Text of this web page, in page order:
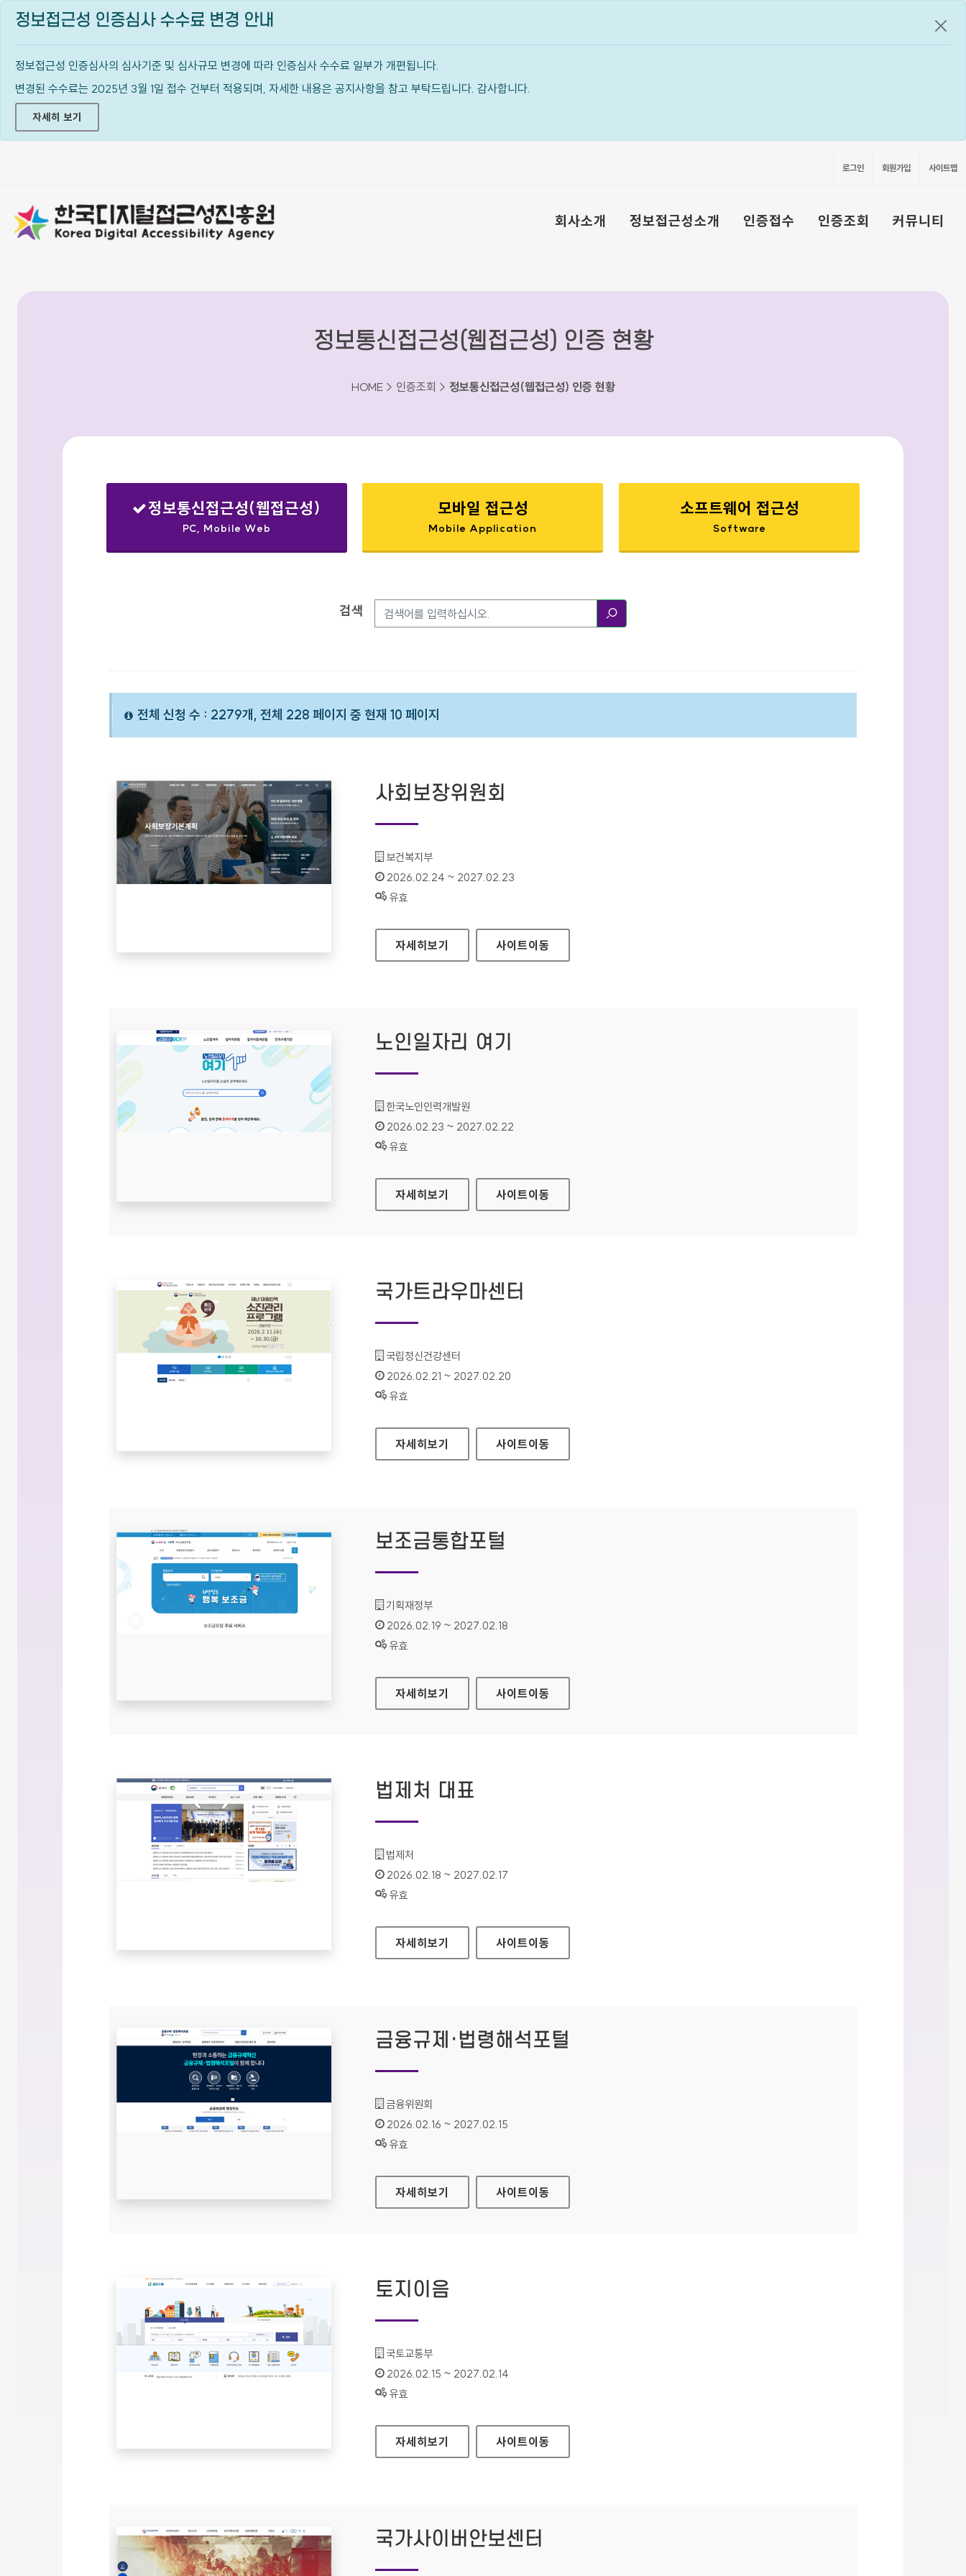
정보접근성 인증심사 수수료 변경 안내
정보접근성 인증심사의 심사기준 및 심사규모 변경에 따라 인증심사 수수료 일부가 개편됩니다.
변경된 수수료는 2025년 3월 1일 접수 건부터 적용되며, 자세한 내용은 공지사항을 참고 부탁드립니다. 감사합니다.
자세히 보기
공지
로그인 회원가입 사이트맵
회사소개 정보접근성소개 인증접수 인증조회 커뮤니티
정보통신접근성(웹접근성) 인증 현황
HOME > 인증조회 > 정보통신접근성(웹접근성) 인증 현황
정보통신접근성(웹접근성)
PC, Mobile Web
모바일 접근성
Mobile Application
소프트웨어 접근성
Software
검색
전체 신청 수 : 2279개, 전체 228 페이지 중 현재 10 페이지
사회보장위원회
기관명 :
보건복지부
인증기간 :
2026.02.24 ~ 2027.02.23
상태 :
유효
사회보장위원회
자세히보기 사이트이동
노인일자리 여기
기관명 :
한국노인인력개발원
인증기간 :
2026.02.23 ~ 2027.02.22
상태 :
유효
노인일자리 여기
자세히보기 사이트이동
국가트라우마센터
기관명 :
국립정신건강센터
인증기간 :
2026.02.21 ~ 2027.02.20
상태 :
유효
국가트라우마센터
자세히보기 사이트이동
보조금통합포털
기관명 :
기획재정부
인증기간 :
2026.02.19 ~ 2027.02.18
상태 :
유효
보조금통합포털
자세히보기 사이트이동
법제처 대표
기관명 :
법제처
인증기간 :
2026.02.18 ~ 2027.02.17
상태 :
유효
법제처 대표
자세히보기 사이트이동
금융규제·법령해석포털
기관명 :
금융위원회
인증기간 :
2026.02.16 ~ 2027.02.15
상태 :
유효
금융규제·법령해석포털
자세히보기 사이트이동
토지이음
기관명 :
국토교통부
인증기간 :
2026.02.15 ~ 2027.02.14
상태 :
유효
토지이음
자세히보기 사이트이동
국가사이버안보센터